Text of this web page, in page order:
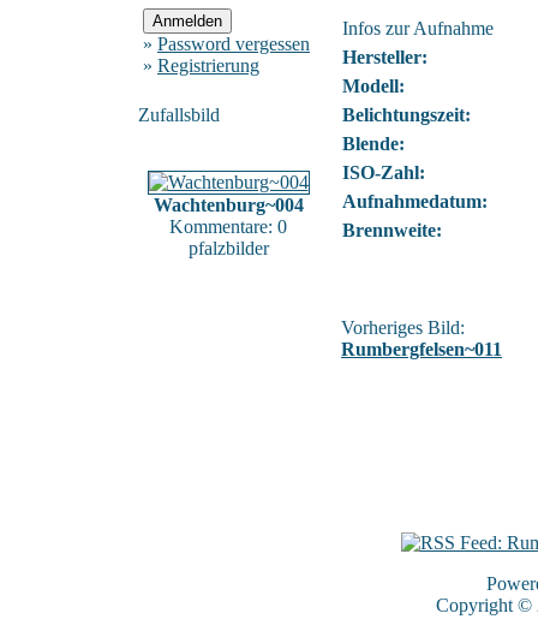
» Password vergessen
» Registrierung
Zufallsbild
Wachtenburg~004
Kommentare: 0
pfalzbilder
Infos zur Aufnahme
Hersteller:
Modell:
Belichtungszeit:
Blende:
ISO-Zahl:
Aufnahmedatum:
Brennweite:
Vorheriges Bild:
Rumbergfelsen~011
Copyright ©